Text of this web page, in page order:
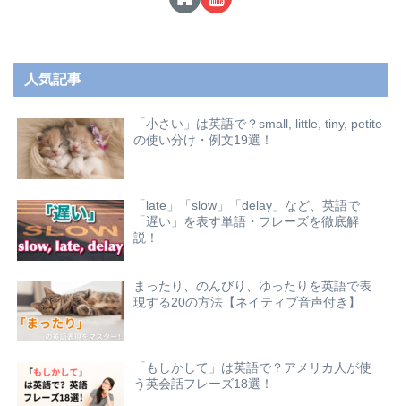
人気記事
「小さい」は英語で？small, little, tiny, petite
の使い分け・例文19選！
「late」「slow」「delay」など、英語で
「遅い」を表す単語・フレーズを徹底解
説！
まったり、のんびり、ゆったりを英語で表
現する20の方法【ネイティブ音声付き】
「もしかして」は英語で？アメリカ人が使
う英会話フレーズ18選！